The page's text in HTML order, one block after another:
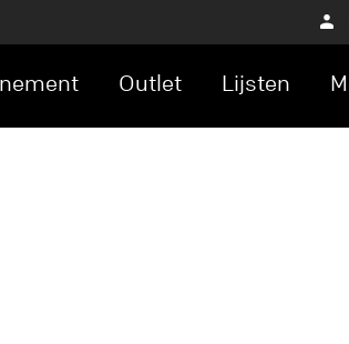
Outlet Lijsten